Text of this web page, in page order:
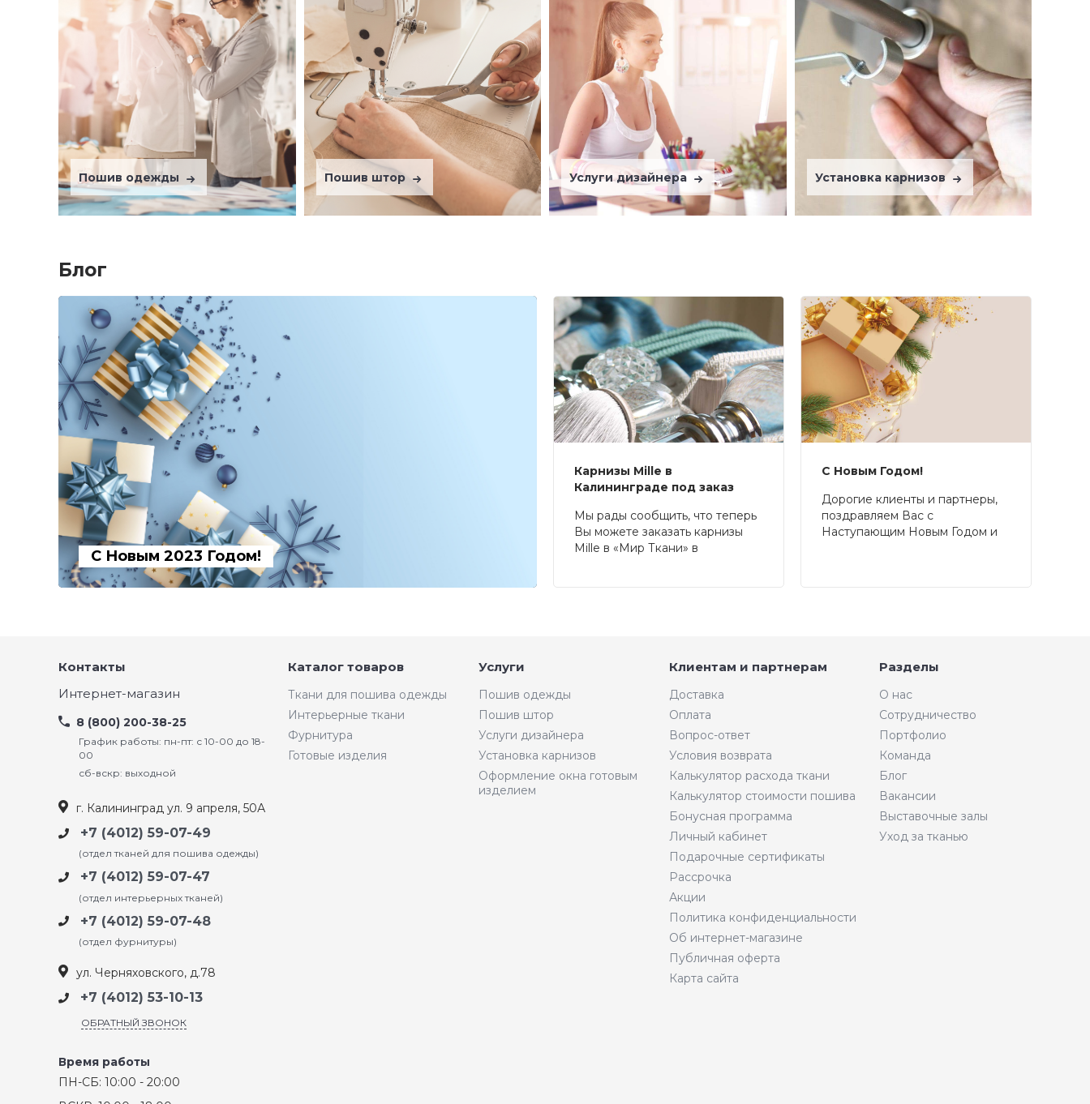
Пошив одежды Пошив штор Услуги дизайнера Установка карнизов
Блог
С Новым 2023 Годом!
Карнизы Mille в
Калининграде под заказ
Мы рады сообщить, что теперь
Вы можете заказать карнизы
Mille в «Мир Ткани» в
С Новым Годом!
Дорогие клиенты и партнеры,
поздравляем Вас с
Наступающим Новым Годом и
Контакты
Интернет-магазин
8 (800) 200-38-25
График работы: пн-пт: с 10-00 до 18-
00
сб-вскр: выходной
г. Калининград ул. 9 апреля, 50А
+7 (4012) 59-07-49
(отдел тканей для пошива одежды)
+7 (4012) 59-07-47
(отдел интерьерных тканей)
+7 (4012) 59-07-48
(отдел фурнитуры)
ул. Черняховского, д.78
+7 (4012) 53-10-13
ОБРАТНЫЙ ЗВОНОК
Время работы
ПН-СБ: 10:00 - 20:00
Каталог товаров
Ткани для пошива одежды
Интерьерные ткани
Фурнитура
Готовые изделия
Услуги
Пошив одежды
Пошив штор
Услуги дизайнера
Установка карнизов
Оформление окна готовым
изделием
Клиентам и партнерам
Доставка
Оплата
Вопрос-ответ
Условия возврата
Калькулятор расхода ткани
Калькулятор стоимости пошива
Бонусная программа
Личный кабинет
Подарочные сертификаты
Рассрочка
Акции
Политика конфиденциальности
Об интернет-магазине
Публичная оферта
Карта сайта
Разделы
О нас
Сотрудничество
Портфолио
Команда
Блог
Вакансии
Выставочные залы
Уход за тканью